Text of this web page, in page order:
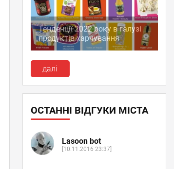
Тенденції 2022 року в галузі
продуктів харчування
далі
ОСТАННІ ВІДГУКИ МІСТА
Lasoon bot
[10.11.2016 23:37]